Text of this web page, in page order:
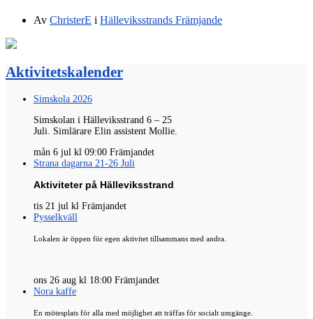
Av ChristerE i Hälleviksstrands Främjande
Aktivitetskalender
Simskola 2026
Simskolan i Hälleviksstrand 6 – 25
Juli. Simlärare Elin assistent Mollie
mån 6 jul kl 09:00 Främjandet
Strana dagarna 21-26 Juli
Aktiviteter på Hälleviksstrand
tis 21 jul kl Främjandet
Pysselkväll
Lokalen är öppen för egen aktivitet tillsammans med andra.
ons 26 aug kl 18:00 Främjandet
Nora kaffe
En mötesplats för alla med möjlighet att träffas för socialt umgänge.